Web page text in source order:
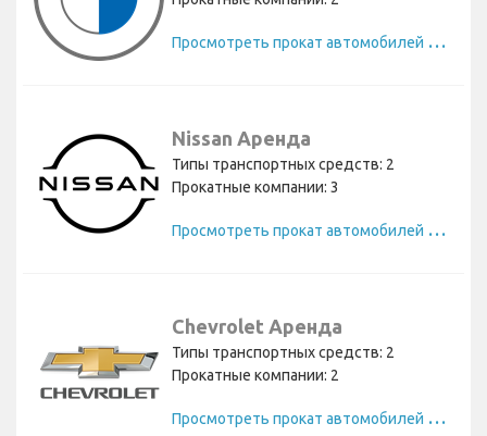
П
росмотреть прокат автомобилей BMW
Nissan Аренда
Типы транспортных средств: 2
Прокатные компании: 3
П
росмотреть прокат автомобилей Nissan
Chevrolet Аренда
Типы транспортных средств: 2
Прокатные компании: 2
П
росмотреть прокат автомобилей Chevrolet